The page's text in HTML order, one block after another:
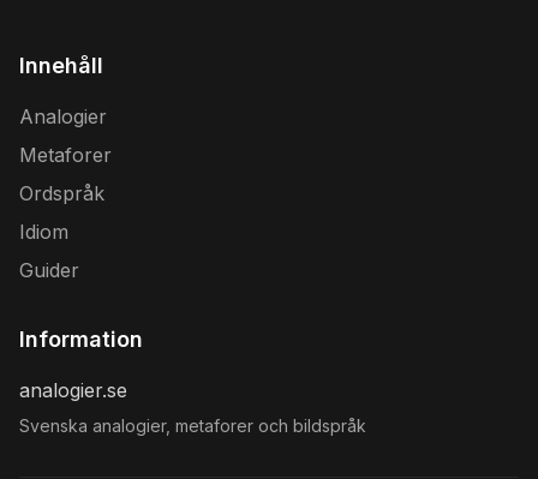
Innehåll
Analogier
Metaforer
Ordspråk
Idiom
Guider
Information
analogier.se
Svenska analogier, metaforer och bildspråk